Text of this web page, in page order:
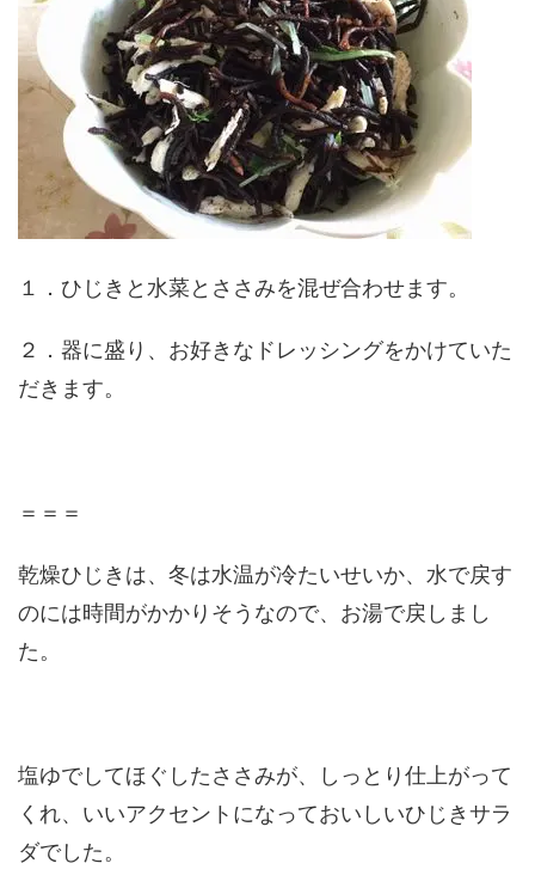
１．ひじきと水菜とささみを混ぜ合わせます。
２．器に盛り、お好きなドレッシングをかけていた
だきます。
＝＝＝
乾燥ひじきは、冬は水温が冷たいせいか、水で戻す
のには時間がかかりそうなので、お湯で戻しまし
た。
塩ゆでしてほぐしたささみが、しっとり仕上がって
くれ、いいアクセントになっておいしいひじきサラ
ダでした。